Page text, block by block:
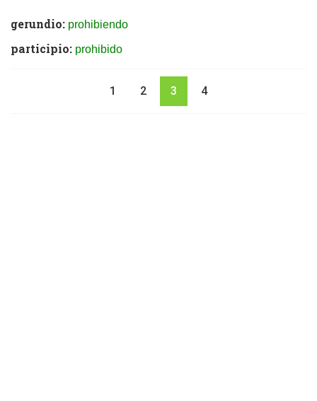
gerundio: prohibiendo
participio: prohibido
1 2 3 4